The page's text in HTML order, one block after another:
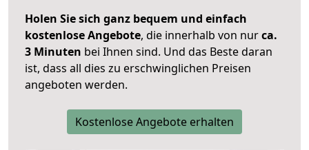
Holen Sie sich ganz bequem und einfach
kostenlose Angebote, die innerhalb von nurca.
3 Minuten bei Ihnen sind. Und das Beste daran
ist, dass all dies zu erschwinglichen Preisen
angeboten werden.
Kostenlose Angebote erhalten